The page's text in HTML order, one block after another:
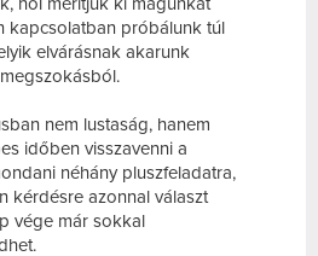
kapcsolatban próbálunk túl
elvárásnak akarunk
nem lustaság, hanem
időben visszavenni a
néhány pluszfeladatra,
kérdésre azonnal választ
vége már sokkal